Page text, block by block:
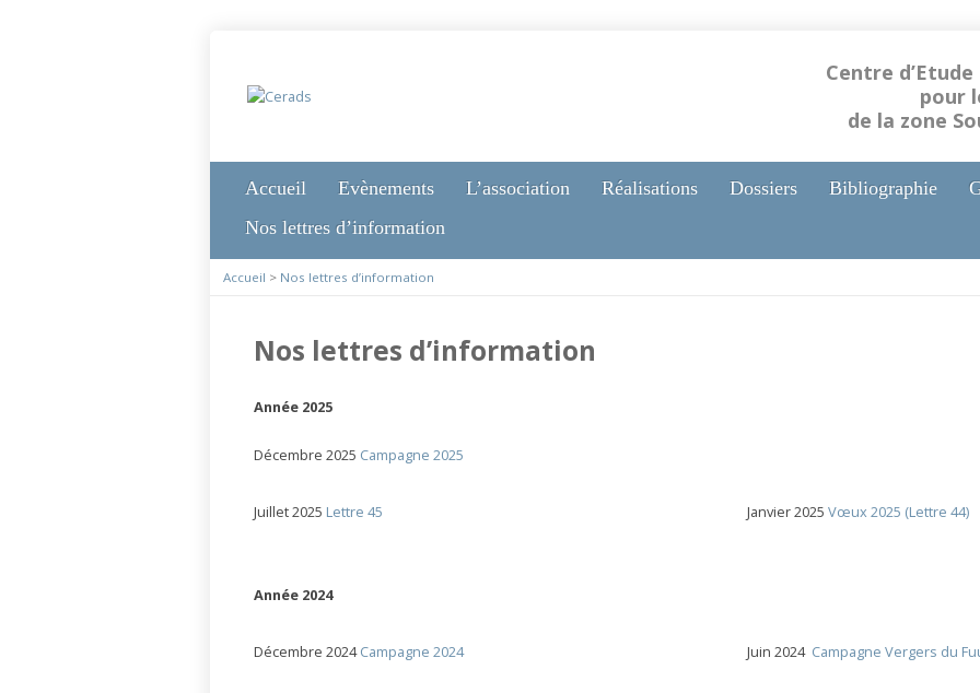
Centre
pour
de la zone
Accueil Evènements L’association Réalisations Dossiers Bibliographie
Nos lettres d’information
Accueil > Nos lettres d’information
Nos lettres d’information
Année 2025
Décembre 2025 Campagne 2025
Juillet 2025 Lettre 45 Janvier 2025 Vœux 2025 (Lettre 44)
Année 2024
Décembre 2024Campagne 2024 Juin 2024 Campagne Vergers du